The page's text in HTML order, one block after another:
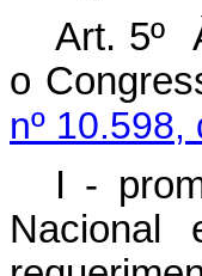
Art. 5º
o
nº 10.598,
I -
Nacional